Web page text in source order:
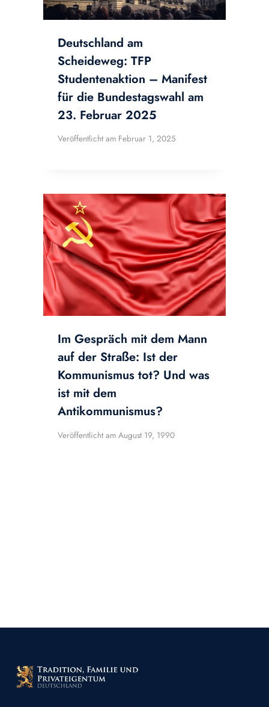
Deutschland am
Scheideweg: TFP
Studentenaktion – Manifest
für die Bundestagswahl am
23. Februar 2025
Veröffentlicht am Februar 1, 2025
Im Gespräch mit dem Mann
auf der Straße: Ist der
Kommunismus tot? Und was
ist mit dem
Antikommunismus?
Veröffentlicht am August 19, 1990